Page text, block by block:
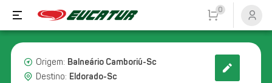
0
Origem: Balneário Camboriú-Sc
Destino: Eldorado-Sc